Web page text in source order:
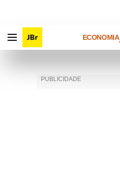
ECONOMIA